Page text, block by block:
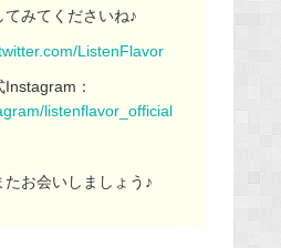
てみてくださいね♪
ListenFlavor
Instagram：
listenflavor_official
たお会いしましょう♪